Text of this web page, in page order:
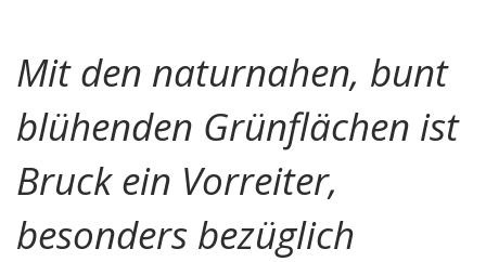
Mit den naturnahen, bunt
blühenden Grünflächen ist
Bruck ein Vorreiter,
besonders bezüglich